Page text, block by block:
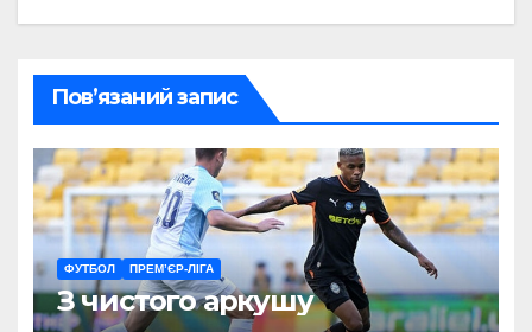
Пов’язаний запис
ФУТБОЛ ПРЕМ’ЄР-ЛІГА
З чистого аркушу